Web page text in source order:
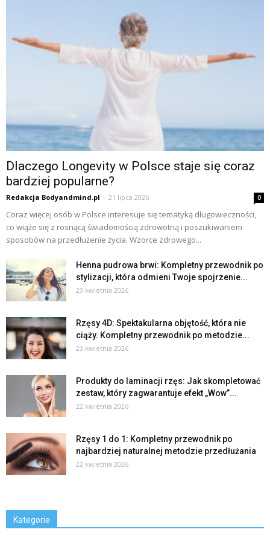
Dlaczego Longevity w Polsce staje się coraz
bardziej popularne?
Redakcja Bodyandmind.pl - 21 lipca 2026 0
Coraz więcej osób w Polsce interesuje się tematyką długowieczności,
co wiąże się z rosnącą świadomością zdrowotną i poszukiwaniem
sposobów na przedłużenie życia. Wzorce zdrowego...
Henna pudrowa brwi: Kompletny przewodnik po
stylizacji, która odmieni Twoje spojrzenie...
23 kwietnia 2026
Rzęsy 4D: Spektakularna objętość, która nie
ciąży. Kompletny przewodnik po metodzie...
23 kwietnia 2026
Produkty do laminacji rzęs: Jak skompletować
zestaw, który zagwarantuje efekt „Wow”...
22 kwietnia 2026
Rzęsy 1 do 1: Kompletny przewodnik po
najbardziej naturalnej metodzie przedłużania
22 kwietnia 2026
Kategorie